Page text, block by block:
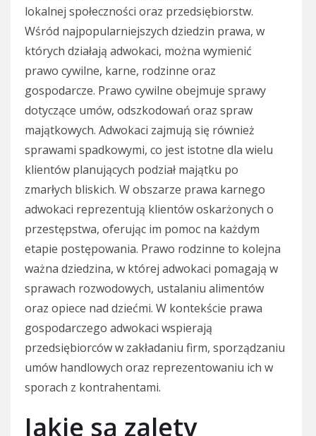
lokalnej społeczności oraz przedsiębiorstw.
Wśród najpopularniejszych dziedzin prawa, w
których działają adwokaci, można wymienić
prawo cywilne, karne, rodzinne oraz
gospodarcze. Prawo cywilne obejmuje sprawy
dotyczące umów, odszkodowań oraz spraw
majątkowych. Adwokaci zajmują się również
sprawami spadkowymi, co jest istotne dla wielu
klientów planujących podział majątku po
zmarłych bliskich. W obszarze prawa karnego
adwokaci reprezentują klientów oskarżonych o
przestępstwa, oferując im pomoc na każdym
etapie postępowania. Prawo rodzinne to kolejna
ważna dziedzina, w której adwokaci pomagają w
sprawach rozwodowych, ustalaniu alimentów
oraz opiece nad dziećmi. W kontekście prawa
gospodarczego adwokaci wspierają
przedsiębiorców w zakładaniu firm, sporządzaniu
umów handlowych oraz reprezentowaniu ich w
sporach z kontrahentami.
Jakie są zalety